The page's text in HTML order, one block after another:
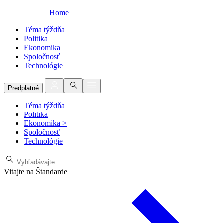
Home
Téma týždňa
Politika
Ekonomika
Spoločnosť
Technológie
Predplatné
Téma týždňa
Politika
Ekonomika >
Spoločnosť
Technológie
Vitajte na Štandarde